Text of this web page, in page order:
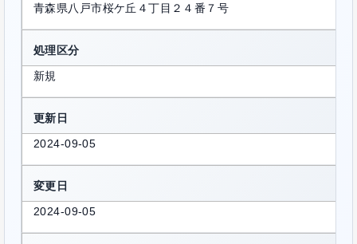
青森県八戸市桜ケ丘４丁目２４番７号
処理区分
新規
更新日
2024-09-05
変更日
2024-09-05